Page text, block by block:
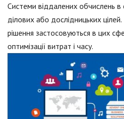
Системи віддалених обчислень в
ділових або дослідницьких цілей.
рішення застосовуються в цих
оптимізації витрат і часу.